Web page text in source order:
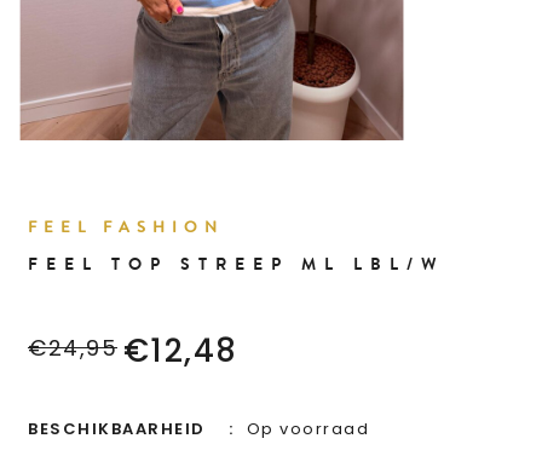
FEEL FASHION
FEEL TOP STREEP ML LBL/W
€24,95 €12,48
BESCHIKBAARHEID
Op voorraad